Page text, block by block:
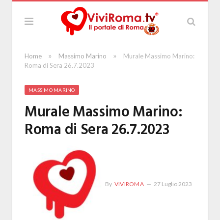
Home » Massimo Marino »
Murale Massimo Marino:
Roma di Sera 26.7.2023
MASSIMO MARINO
Murale Massimo Marino:
Roma di Sera 26.7.2023
By VIVIROMA 27 Luglio 2023